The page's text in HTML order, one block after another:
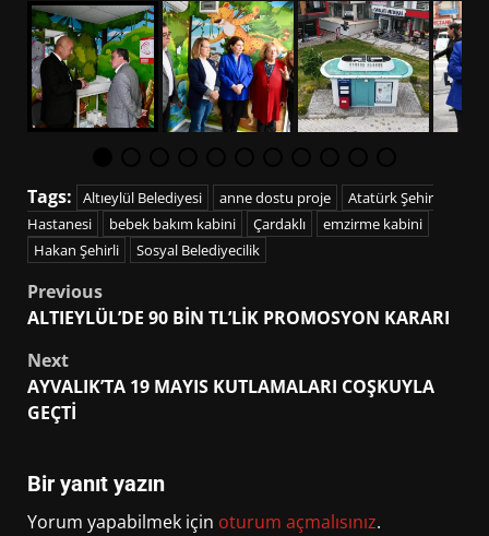
Tags: Altıeylül Belediyesi anne dostu proje
Atatürk Şehir
Hastanesi
bebek bakım kabini Çardaklı
emzirme kabini
Hakan Şehirli
Sosyal Belediyecilik
Post
Previous
ALTIEYLÜL’DE 90 BİN TL’LİK PROMOSYON KARARI
Next
AYVALIK’TA 19 MAYIS KUTLAMALARI COŞKUYLA
GEÇTİ
Bir yanıt yazın
Yorum yapabilmek için oturum açmalısınız.